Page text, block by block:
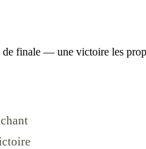
de finale — une victoire les